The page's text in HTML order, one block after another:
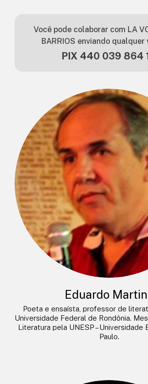
Você pode colaborar com LA
BARRIOS enviando qualquer
PIX 440 039 864
Eduardo
Poeta e ensaísta, professor de
Universidade Federal de Rondônia.
Literatura pela UNESP – Universidade
Paulo.